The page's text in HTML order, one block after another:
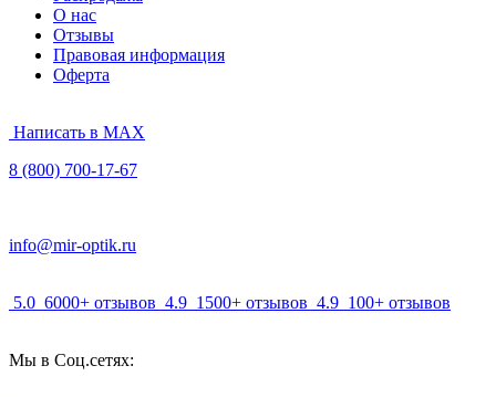
О нас
Отзывы
Правовая информация
Оферта
Написать в MAX
8 (800) 700-17-67
info@mir-optik.ru
5.0 6000+ отзывов 4.9 1500+ отзывов 4.9 100+ отзывов
Мы в Соц.сетях: